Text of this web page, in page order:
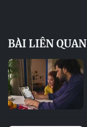
BÀI LIÊN QUAN